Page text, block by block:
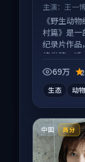
主演： 王一
等
《野生动
村篇》是一
纪录片作品
续发酵，适
口气刷完。
69万
生态 动物
中国 高分